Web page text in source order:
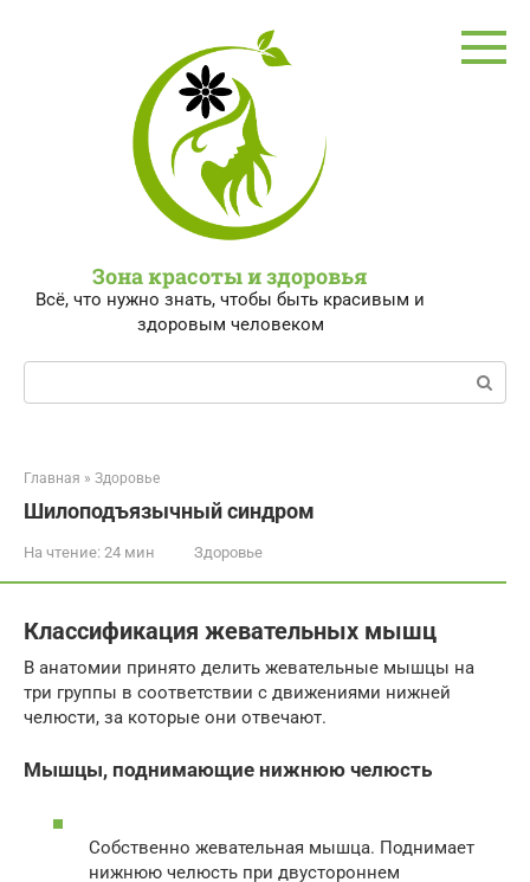
Зона красоты и здоровья
Всё, что нужно знать, чтобы быть красивым и
здоровым человеком
Поиск:
Главная » Здоровье
Шилоподъязычный синдром
На чтение: 24 мин Здоровье
Классификация жевательных мышц
В анатомии принято делить жевательные мышцы на
три группы в соответствии с движениями нижней
челюсти, за которые они отвечают.
Мышцы, поднимающие нижнюю челюсть
Собственно жевательная мышца. Поднимает
нижнюю челюсть при двустороннем